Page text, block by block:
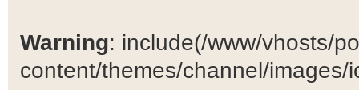
Warning: include(/www/vhosts/
content/themes/channel/